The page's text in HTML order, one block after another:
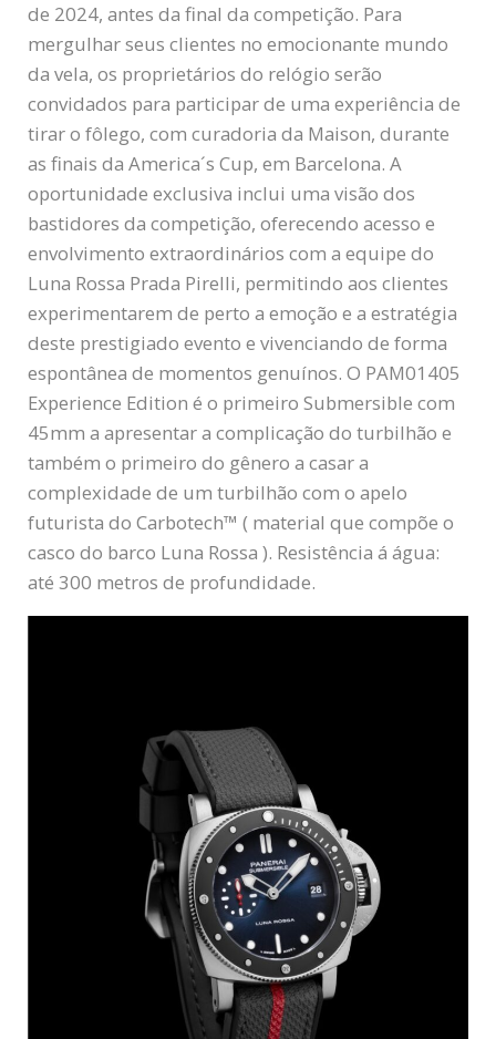
de 2024, antes da final da competição. Para
mergulhar seus clientes no emocionante mundo
da vela, os proprietários do relógio serão
convidados para participar de uma experiência de
tirar o fôlego, com curadoria da Maison, durante
as finais da America´s Cup, em Barcelona. A
oportunidade exclusiva inclui uma visão dos
bastidores da competição, oferecendo acesso e
envolvimento extraordinários com a equipe do
Luna Rossa Prada Pirelli, permitindo aos clientes
experimentarem de perto a emoção e a estratégia
deste prestigiado evento e vivenciando de forma
espontânea de momentos genuínos. O PAM01405
Experience Edition é o primeiro Submersible com
45mm a apresentar a complicação do turbilhão e
também o primeiro do gênero a casar a
complexidade de um turbilhão com o apelo
futurista do Carbotech™ ( material que compõe o
casco do barco Luna Rossa ). Resistência á água:
até 300 metros de profundidade.